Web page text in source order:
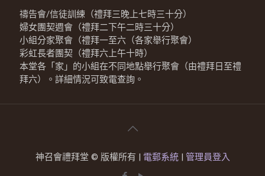
禱告會/信徒訓練（禮拜三晚上七時三十分）
婦女團契週會（禮拜二下午二時三十分）
小組分家聚會（禮拜一至六（各家舉行聚會）
彩虹長者團契（禮拜六上午十時）
本堂各「家」的小組在不同地點舉行聚會（由禮拜日至禮
拜六）。詳細情況可致電查詢。
神召會禮拜堂 © 版權所有 | 電郵系統 管理員登入